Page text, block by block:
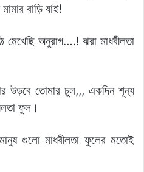
বাড়ি যাই!
অনুরাগ….! ঝরা মাধবীলতা
উড়বে তোমার চুল,,, একদিন শূন্য
ফুল।
গুলো মাধবীলতা ফুলের মতোই